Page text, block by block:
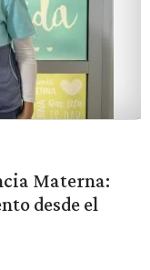
Materna:
desde el